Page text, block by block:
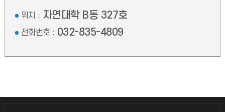
위치 : 자연대학 B동 327호
전화번호 : 032-835-4809